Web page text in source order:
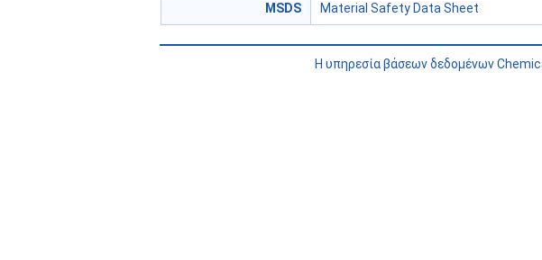
MSDS Material Safety Data Sheet
Η υπηρεσία βάσεων δεδομένων